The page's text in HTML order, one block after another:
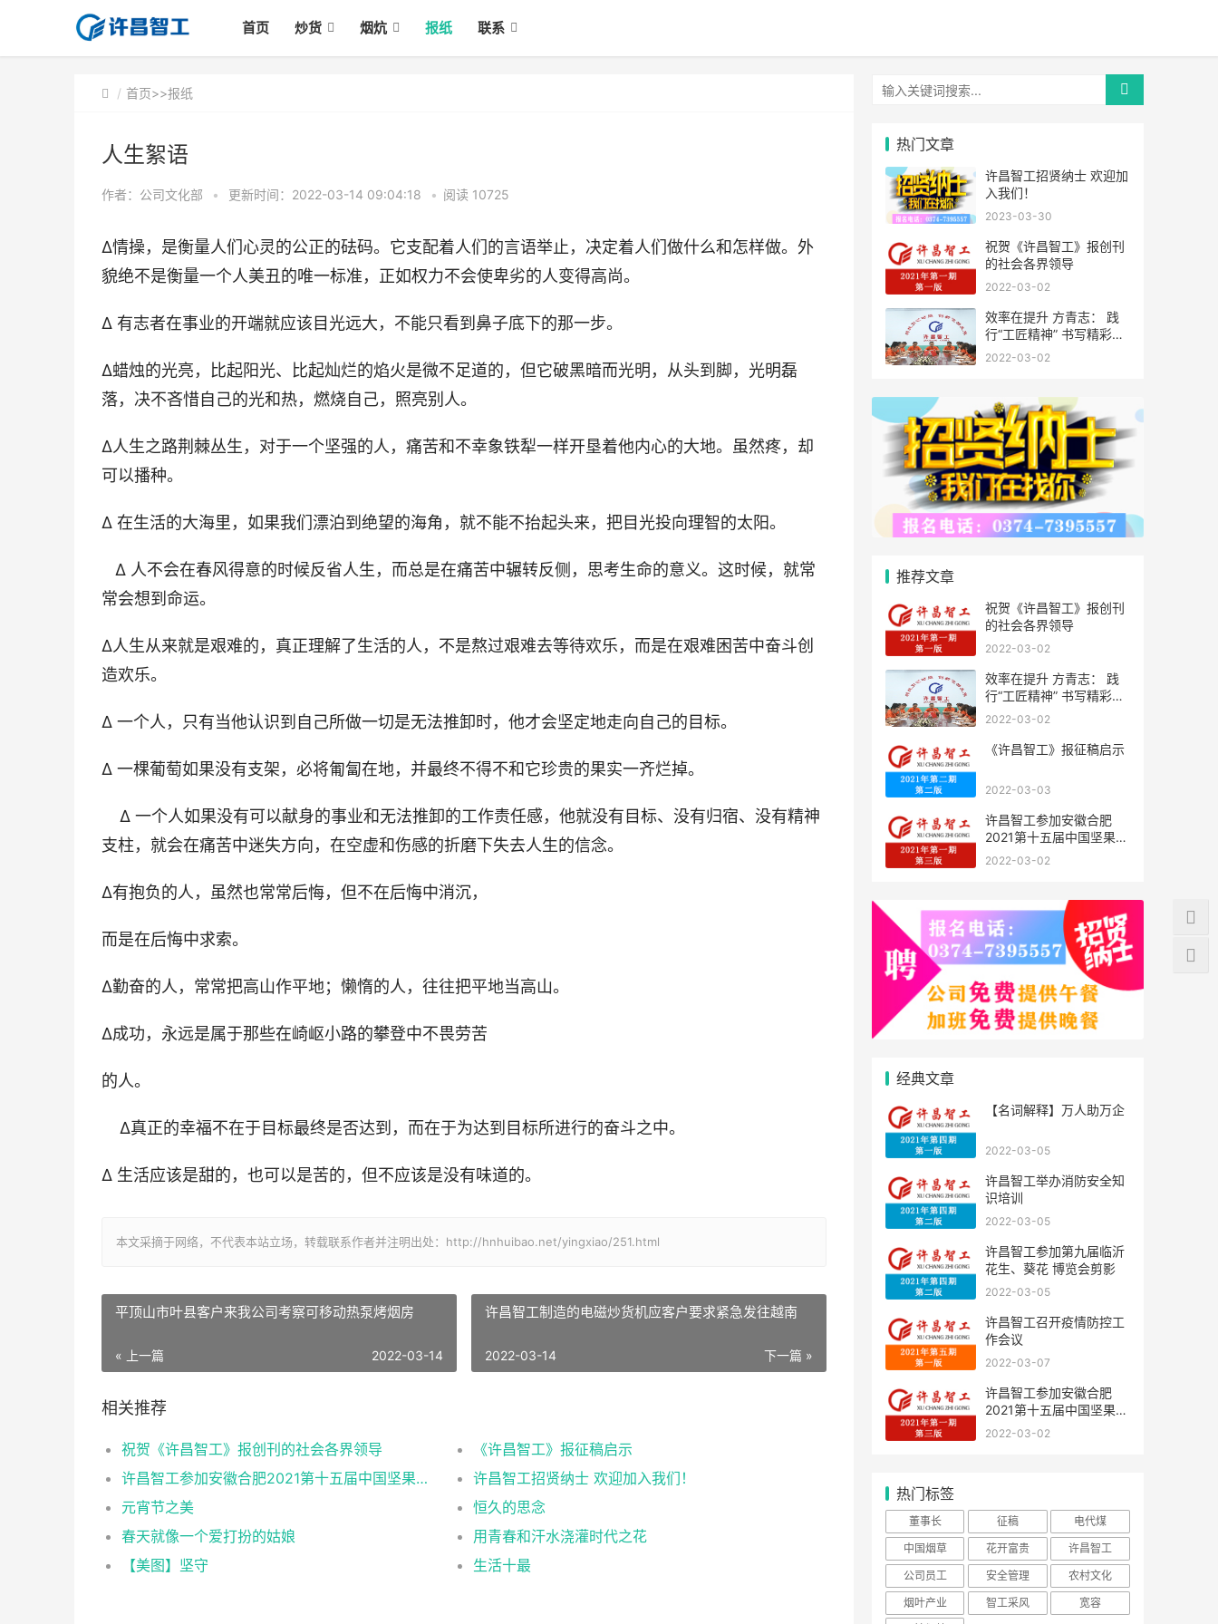
首页 炒货 烟炕 报纸 联系
首页>>报纸
人生絮语
作者：公司文化部 • 更新时间：2022-03-14 09:04:18 • 阅读 10725
∆情操，是衡量人们心灵的公正的砝码。它支配着人们的言语举止，决定着人们做什么和怎样做。外
貌绝不是衡量一个人美丑的唯一标准，正如权力不会使卑劣的人变得高尚。
∆ 有志者在事业的开端就应该目光远大，不能只看到鼻子底下的那一步。
∆蜡烛的光亮，比起阳光、比起灿烂的焰火是微不足道的，但它破黑暗而光明，从头到脚，光明磊
落，决不吝惜自己的光和热，燃烧自己，照亮别人。
∆人生之路荆棘丛生，对于一个坚强的人，痛苦和不幸象铁犁一样开垦着他内心的大地。虽然疼，却
可以播种。
∆ 在生活的大海里，如果我们漂泊到绝望的海角，就不能不抬起头来，把目光投向理智的太阳。
∆ 人不会在春风得意的时候反省人生，而总是在痛苦中辗转反侧，思考生命的意义。这时候，就常
常会想到命运。
∆人生从来就是艰难的，真正理解了生活的人，不是熬过艰难去等待欢乐，而是在艰难困苦中奋斗创
造欢乐。
∆ 一个人，只有当他认识到自己所做一切是无法推卸时，他才会坚定地走向自己的目标。
∆ 一棵葡萄如果没有支架，必将匍匐在地，并最终不得不和它珍贵的果实一齐烂掉。
∆ 一个人如果没有可以献身的事业和无法推卸的工作责任感，他就没有目标、没有归宿、没有精神
支柱，就会在痛苦中迷失方向，在空虚和伤感的折磨下失去人生的信念。
∆有抱负的人，虽然也常常后悔，但不在后悔中消沉，
而是在后悔中求索。
∆勤奋的人，常常把高山作平地；懒惰的人，往往把平地当高山。
∆成功，永远是属于那些在崎岖小路的攀登中不畏劳苦
的人。
∆真正的幸福不在于目标最终是否达到，而在于为达到目标所进行的奋斗之中。
∆ 生活应该是甜的，也可以是苦的，但不应该是没有味道的。
本文采摘于网络，不代表本站立场，转载联系作者并注明出处：http://hnhuibao.net/yingxiao/251.html
平顶山市叶县客户来我公司考察可移动热泵烤烟房
« 上一篇 2022-03-14
许昌智工制造的电磁炒货机应客户要求紧急发往越南
下一篇 »
2022-03-14
相关推荐
祝贺《许昌智工》报创刊的社会各界领导
《许昌智工》报征稿启示
许昌智工参加安徽合肥2021第十五届中国坚果炒货展掠影
许昌智工招贤纳士 欢迎加入我们！
元宵节之美
恒久的思念
春天就像一个爱打扮的姑娘
用青春和汗水浇灌时代之花
【美图】坚守
生活十最
热门文章
许昌智工招贤纳士 欢迎加
入我们！
2023-03-30
祝贺《许昌智工》报创刊
的社会各界领导
2022-03-02
效率在提升 方青志： 践
行“工匠精神” 书写精彩人
生
2022-03-02
推荐文章
祝贺《许昌智工》报创刊
的社会各界领导
2022-03-02
效率在提升 方青志： 践
行“工匠精神” 书写精彩人
生
2022-03-02
《许昌智工》报征稿启示
2022-03-03
许昌智工参加安徽合肥
2021第十五届中国坚果炒
货展掠影
2022-03-02
经典文章
【名词解释】万人助万企
2022-03-05
许昌智工举办消防安全知
识培训
2022-03-05
许昌智工参加第九届临沂
花生、葵花 博览会剪影
2022-03-05
许昌智工召开疫情防控工
作会议
2022-03-07
许昌智工参加安徽合肥
2021第十五届中国坚果炒
货展掠影
2022-03-02
热门标签
董事长 征稿
电代煤
中国烟草
花开富贵
许昌智工
公司员工
安全管理
农村文化
烟叶产业
智工采风
宽容